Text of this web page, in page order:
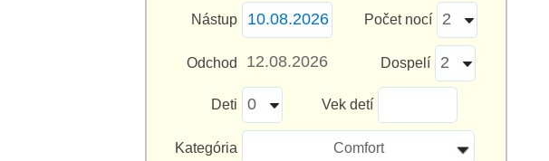
Nástup Počet nocí
Odchod Dospelí
Deti Vek detí
Kategória Comfort